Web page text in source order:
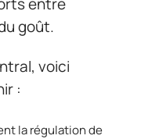
goût.
voici
:
la régulation de